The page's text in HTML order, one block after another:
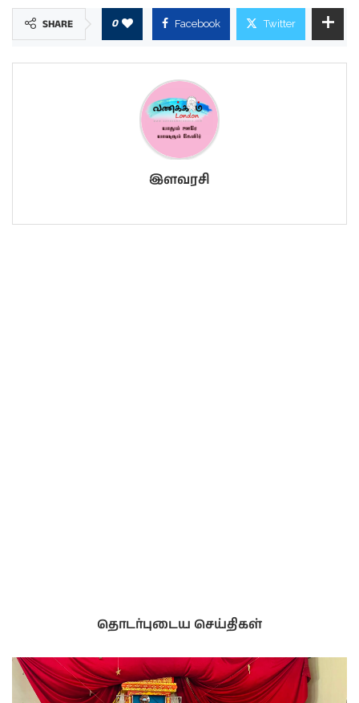
SHARE 0 Facebook Twitter
இளவரசி
தொடர்புடைய செய்திகள்